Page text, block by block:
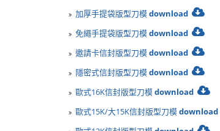
加厚手提袋版型刀模download
免繩手提袋版型刀模download
邀請卡信封版型刀模download
隱密式信封版型刀模download
歐式16K信封版型刀模download
歐式15K/大15K信封版型刀模download